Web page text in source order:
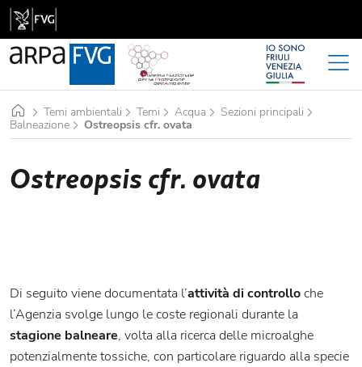
HomeTemi ambientali Temi Acqua
Sezioni principali
Balneazione
Ostreopsis cfr. ovata
Ostreopsis cfr. ovata
Di seguito viene documentata l’attività di controlloche
l’Agenzia svolge lungo le coste regionali durante la
stagione balneare, volta alla ricerca delle microalghe
potenzialmente tossiche, con particolare riguardo alla specie